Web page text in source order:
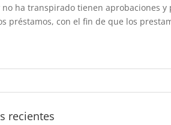
no ha transpirado tienen aprobaciones
préstamos, con el fin de que los
recientes